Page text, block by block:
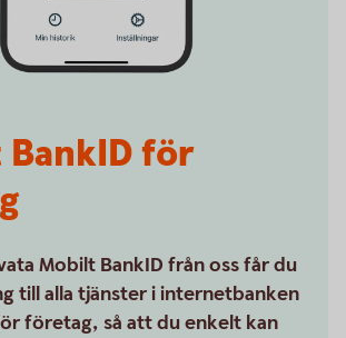
för
Mobilt BankID från oss får du
till alla tjänster i internetbanken
företag, så att du enkelt kan